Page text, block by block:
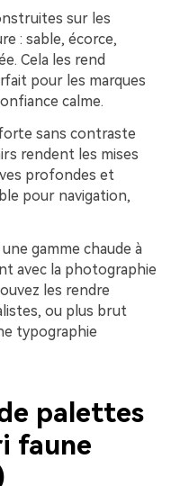
sur les
: sable, écorce,
Cela les rend
pour les marques
calme.
sans contraste
rendent les mises
profondes et
pour navigation,
gamme chaude à
avec la photographie
les rendre
ou plus brut
typographie
palettes
faune